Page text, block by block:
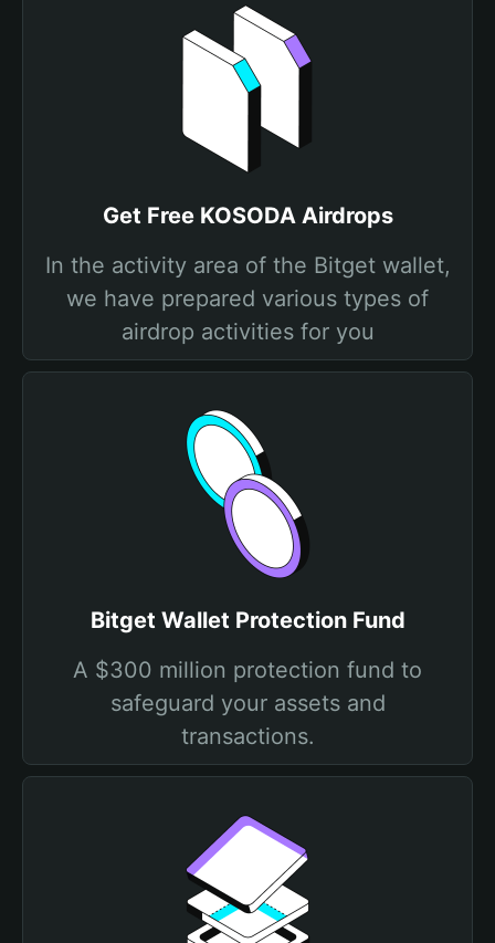
Get Free KOSODA Airdrops
In the activity area of the Bitget wallet,
we have prepared various types of
airdrop activities for you
Bitget Wallet Protection Fund
A $300 million protection fund to
safeguard your assets and
transactions.